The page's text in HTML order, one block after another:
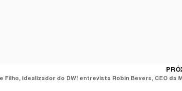
Filho, idealizador do DW! entrevista Robin Bevers, CEO da